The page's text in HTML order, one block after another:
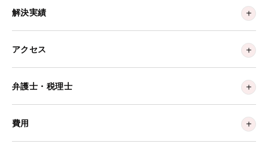
解決実績
アクセス
弁護士・税理士
費用